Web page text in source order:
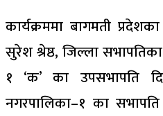
कार्यक्रममा बागमती
सुरेश श्रेष्ठ, जिल्ला
१ ‘क’ का उपसभापति
नगरपालिका–१ का